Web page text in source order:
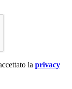
la privacy